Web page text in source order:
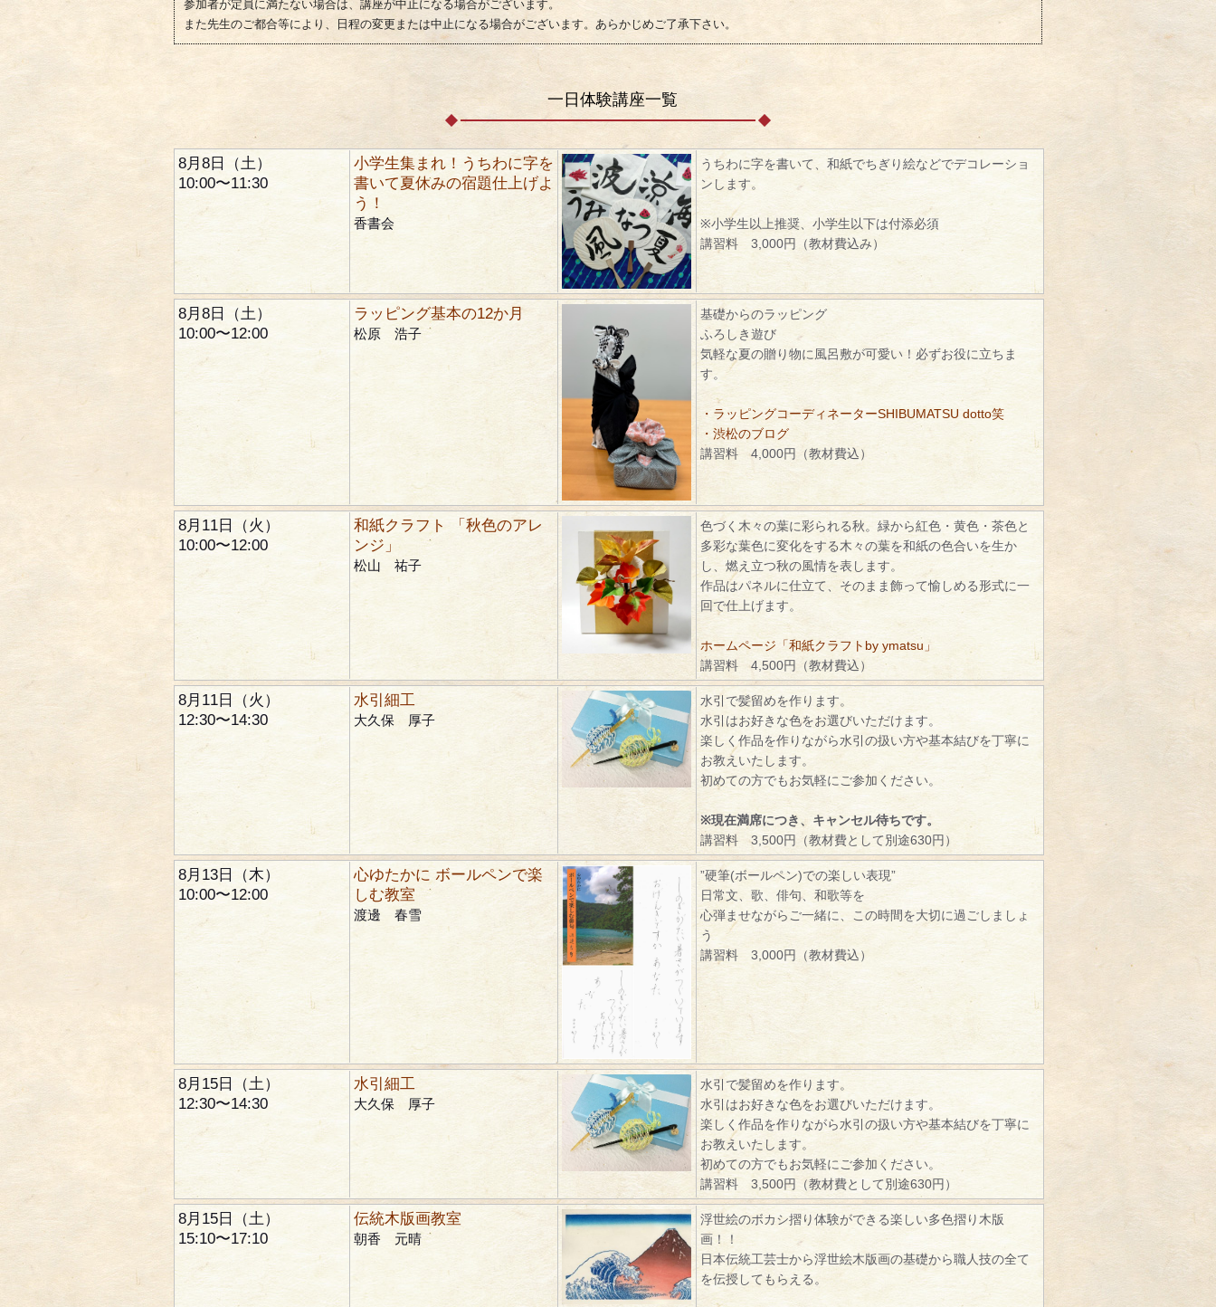
参加者が定員に満たない場合は、講座が中止になる場合がございます。
また先生のご都合等により、日程の変更または中止になる場合がございます。あらかじめご了承下さい。
一日体験講座一覧
8月8日（土）
10:00〜11:30
小学生集まれ！うちわに字を
書いて夏休みの宿題仕上げよ
う！
香書会
うちわに字を書いて、和紙でちぎり絵などでデコレーショ
ンします。
※小学生以上推奨、小学生以下は付添必須
講習料 3,000円（教材費込み）
8月8日（土）
10:00〜12:00
ラッピング基本の12か月
松原 浩子
基礎からのラッピング
ふろしき遊び
気軽な夏の贈り物に風呂敷が可愛い！必ずお役に立ちま
す。
・ラッピングコーディネーターSHIBUMATSU dotto笑
・渋松のブログ
講習料 4,000円（教材費込）
8月11日（火）
10:00〜12:00
和紙クラフト 「秋色のアレ
ンジ」
松山 祐子
色づく木々の葉に彩られる秋。緑から紅色・黄色・茶色と
多彩な葉色に変化をする木々の葉を和紙の色合いを生か
し、燃え立つ秋の風情を表します。
作品はパネルに仕立て、そのまま飾って愉しめる形式に一
回で仕上げます。
ホームページ「和紙クラフトby ymatsu」
講習料 4,500円（教材費込）
8月11日（火）
12:30〜14:30
水引細工
大久保 厚子
水引で髪留めを作ります。
水引はお好きな色をお選びいただけます。
楽しく作品を作りながら水引の扱い方や基本結びを丁寧に
お教えいたします。
初めての方でもお気軽にご参加ください。
※現在満席につき、キャンセル待ちです。
講習料 3,500円（教材費として別途630円）
8月13日（木）
10:00〜12:00
心ゆたかに ボールペンで楽
しむ教室
渡邊 春雪
”硬筆(ボールペン)での楽しい表現”
日常文、歌、俳句、和歌等を
心弾ませながらご一緒に、この時間を大切に過ごしましょ
う
講習料 3,000円（教材費込）
8月15日（土）
12:30〜14:30
水引細工
大久保 厚子
水引で髪留めを作ります。
水引はお好きな色をお選びいただけます。
楽しく作品を作りながら水引の扱い方や基本結びを丁寧に
お教えいたします。
初めての方でもお気軽にご参加ください。
講習料 3,500円（教材費として別途630円）
8月15日（土）
15:10〜17:10
伝統木版画教室
朝香 元晴
浮世絵のボカシ摺り体験ができる楽しい多色摺り木版
画！！
日本伝統工芸士から浮世絵木版画の基礎から職人技の全て
を伝授してもらえる。